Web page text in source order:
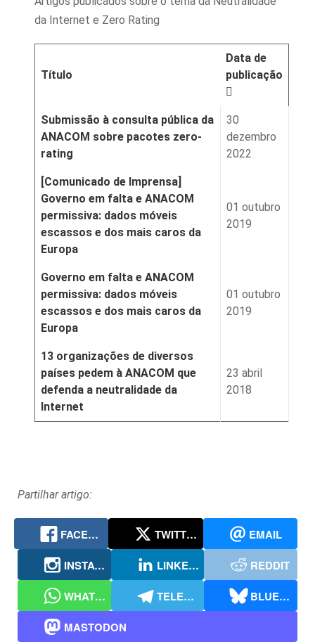
da Internet e Zero Rating
Título
Data de
publicação
Submissão à consulta pública da
ANACOM sobre pacotes zero-
rating
30
dezembro
2022
[Comunicado de Imprensa]
Governo em falta e ANACOM
permissiva: dados móveis
escassos e dos mais caros da
Europa
01 outubro
2019
Governo em falta e ANACOM
permissiva: dados móveis
escassos e dos mais caros da
Europa
01 outubro
2019
13 organizações de diversos
países pedem à ANACOM que
defenda a neutralidade da
Internet
23 abril
2018
Partilhar artigo:
FACEBOOK TWITTER
EMAIL
INSTAGRAM
LINKEDIN
REDDIT
WHATSAPP
TELEGRAM
BLUESKY
MASTODON